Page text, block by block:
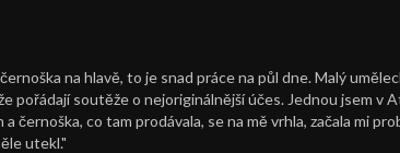
na hlavě, to je snad práce na půl dne. Malý
pořádají soutěže o nejoriginálnější účes. Jednou jsem v
černoška, co tam prodávala, se na mě vrhla, začala mi
utekl."